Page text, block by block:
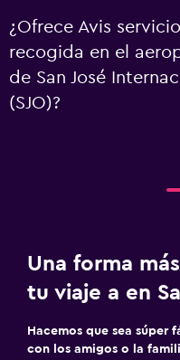
¿Ofrece Avis
recogida en el
de San José
(SJO)?
Una forma
tu viaje a en
Hacemos que sea
con los amigos o la